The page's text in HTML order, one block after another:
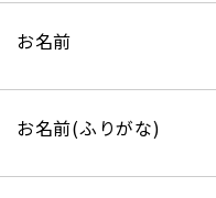
お名前
お名前(ふりがな)